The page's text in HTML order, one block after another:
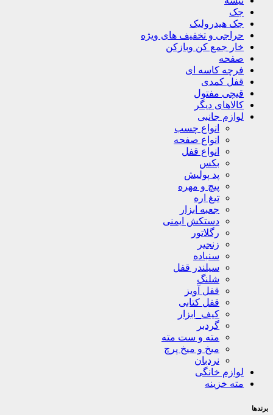
جک
جک هیدرولیک
حراجی و تخفیف های ویژه
خار جمع کن وبازکن
صفحه
فرچه کاسه ای
قفل کمدی
قیچی مفتول
کالاهای دیگر
لوازم جانبی
انواع چسب
انواع صفحه
انواع قفل
بکس
پد پولیش
پیچ و مهره
تیغ اره
جعبه ابزار
دستکش ایمنی
رگلاتور
زنجیر
سنباده
سیلندر قفل
شلنگ
قفل آویز
قفل کتابی
کیف_ابزار
گردبر
مته و ست مته
میخ و میخ پرچ
نردبان
لوازم خانگی
مته خزینه
برندها